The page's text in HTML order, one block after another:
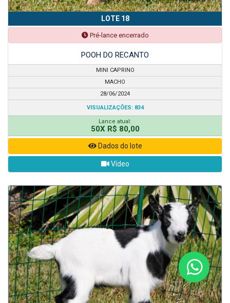
LOTE 18
Pré-lance encerrado
POOH DO RECANTO
MINI CAPRINO
MACHO
28/06/2024
VISUALIZAÇÕES: 834
Lance atual:
50X R$ 80,00
Dados do lote
Vídeo